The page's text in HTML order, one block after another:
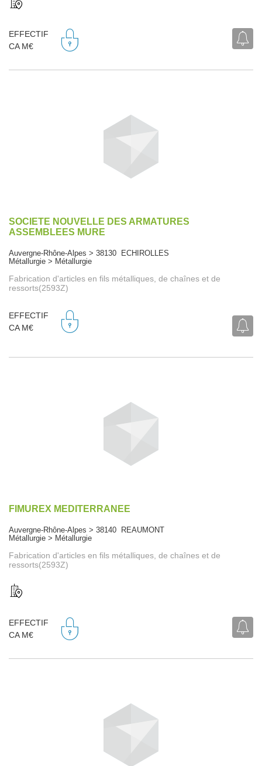
EFFECTIF
CA M€
SOCIETE NOUVELLE DES ARMATURES
ASSEMBLEES MURE
Auvergne-Rhône-Alpes > 38130 ECHIROLLES
Métallurgie > Métallurgie
Fabrication d'articles en fils métalliques, de chaînes et de
ressorts(2593Z)
EFFECTIF
CA M€
FIMUREX MEDITERRANEE
Auvergne-Rhône-Alpes > 38140 REAUMONT
Métallurgie > Métallurgie
Fabrication d'articles en fils métalliques, de chaînes et de
ressorts(2593Z)
EFFECTIF
CA M€